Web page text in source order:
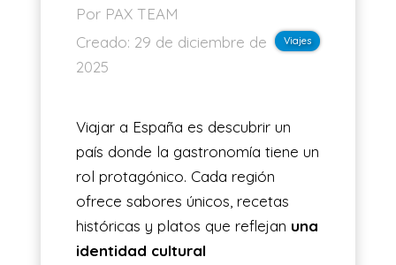
Por PAX TEAM
Creado: 29 de diciembre de
2025
Viajes
Viajar a España es descubrir un
país donde la gastronomía tiene un
rol protagónico. Cada región
ofrece sabores únicos, recetas
históricas y platos que reflejan una
identidad cultural